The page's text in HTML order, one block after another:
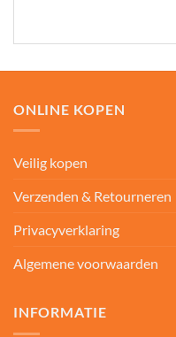
ONLINE KOPEN
Veilig kopen
Verzenden & Retourneren
Privacyverklaring
Algemene voorwaarden
INFORMATIE